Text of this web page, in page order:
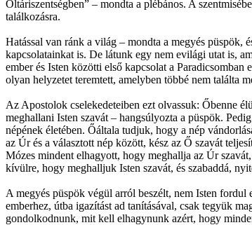
Oltáriszentségben” – mondta a plébános. A
találkozásra.
Hatással van ránk a világ – mondta a megyés püspök,
kapcsolatainkat is. De látunk egy nem evilági utat is,
ember és Isten közötti első kapcsolat a
olyan helyzetet teremtett, amelyben többé nem találta
Az Apostolok cselekedeteiben ezt olvassuk: Őbenne
meghallani Isten szavát – hangsúlyozta a püspök.
népének életében. Őáltala tudjuk, hogy a nép
az Úr és a választott nép között, kész az Ő szavát
Mózes mindent elhagyott, hogy meghallja az Úr
kívülre, hogy meghalljuk Isten szavát, és szabaddá,
A megyés püspök végül arról beszélt, nem Isten
emberhez, útba igazítást ad tanításával, csak tegyük
gondolkodnunk, mit kell elhagynunk azért, hogy